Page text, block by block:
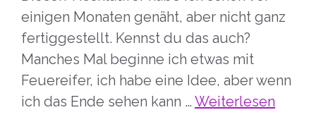
einigen Monaten genäht, aber nicht ganz
fertiggestellt. Kennst du das auch?
Manches Mal beginne ich etwas mit
Feuereifer, ich habe eine Idee, aber wenn
ich das Ende sehen kann … Weiterlesen